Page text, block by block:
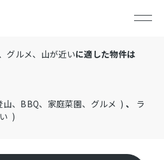
グルメ、山が近いに適した物件は
、BBQ、家庭菜園、グルメ ) 、 ラ
)